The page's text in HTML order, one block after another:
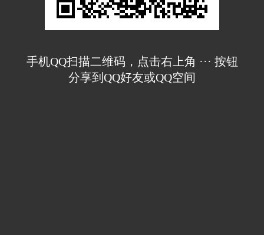
手机QQ扫描二维码，点击右上角 ··· 按钮
分享到QQ好友或QQ空间